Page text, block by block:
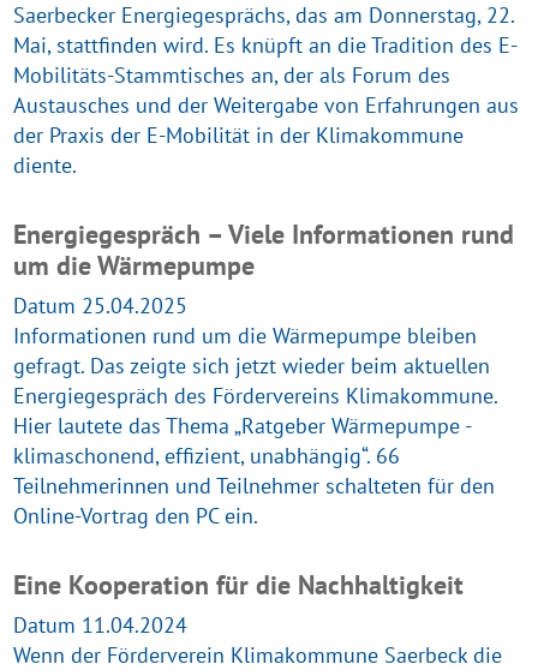
Saerbecker Energiegesprächs, das am Donnerstag, 22.
Mai, stattfinden wird. Es knüpft an die Tradition des E-
Mobilitäts-Stammtisches an, der als Forum des
Austausches und der Weitergabe von Erfahrungen aus
der Praxis der E-Mobilität in der Klimakommune
diente.
Energiegespräch – Viele Informationen rund
um die Wärmepumpe
Datum 25.04.2025
Informationen rund um die Wärmepumpe bleiben
gefragt. Das zeigte sich jetzt wieder beim aktuellen
Energiegespräch des Fördervereins Klimakommune.
Hier lautete das Thema „Ratgeber Wärmepumpe -
klimaschonend, effizient, unabhängig“. 66
Teilnehmerinnen und Teilnehmer schalteten für den
Online-Vortrag den PC ein.
Eine Kooperation für die Nachhaltigkeit
Datum 11.04.2024
Wenn der Förderverein Klimakommune Saerbeck die